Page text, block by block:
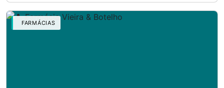
FARMÁCIAS